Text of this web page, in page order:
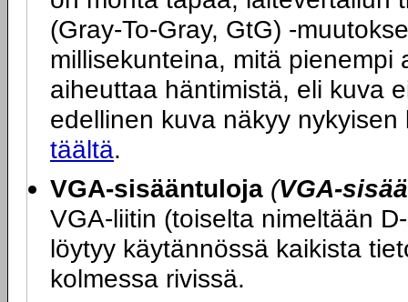
(Gray-To-Gray, GtG) -
millisekunteina, mitä
aiheuttaa häntimistä, eli kuva
edellinen kuva näkyy
täältä.
VGA-sisääntuloja (VGA-
VGA-liitin (toiselta nimeltään
löytyy käytännössä kaikista
kolmessa rivissä.